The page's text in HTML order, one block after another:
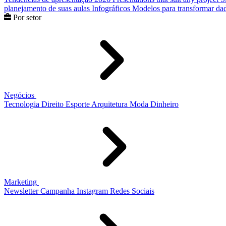
planejamento de suas aulas Infográficos Modelos para transformar
Por setor
Negócios
Tecnologia Direito Esporte Arquitetura Moda Dinheiro
Marketing
Newsletter Campanha Instagram Redes Sociais